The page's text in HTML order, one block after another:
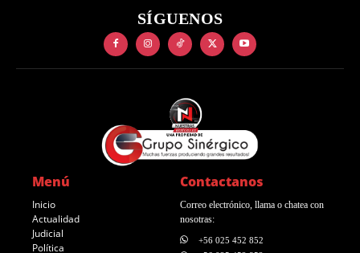
SÍGUENOS
Menú
Inicio
Actualidad
Judicial
Política
Contactanos
Correo electrónico, llama o chatea con
nosotras:
+56 025 452 852